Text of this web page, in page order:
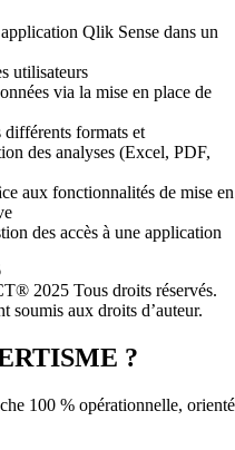
Qlik Sense dans un
utilisateurs
via la mise en place de
formats et
des analyses (Excel, PDF,
aux fonctionnalités de mise en
des accès à une application
2025 Tous droits réservés.
soumis aux droits d’auteur.
?
100 % opérationnelle,